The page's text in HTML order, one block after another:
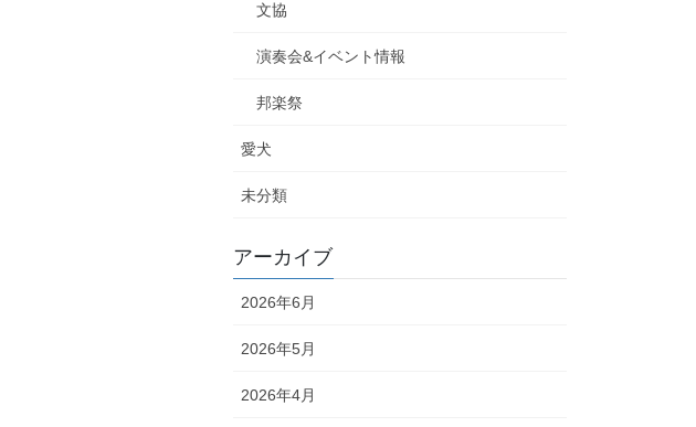
文協
演奏会&イベント情報
邦楽祭
愛犬
未分類
アーカイブ
2026年6月
2026年5月
2026年4月